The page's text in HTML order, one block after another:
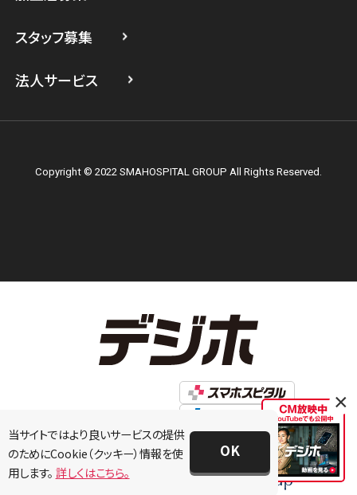
スマホスピタル テルル上大岡
スタッフ募集
法人サービス
Copyright © 2022 SMAHOSPITAL GROUP All Rights Reserved.
×
当サイトではより良いサービスの提供
のためにCookie（クッキー）情報を使
用します。 詳しくはこちら。
OK